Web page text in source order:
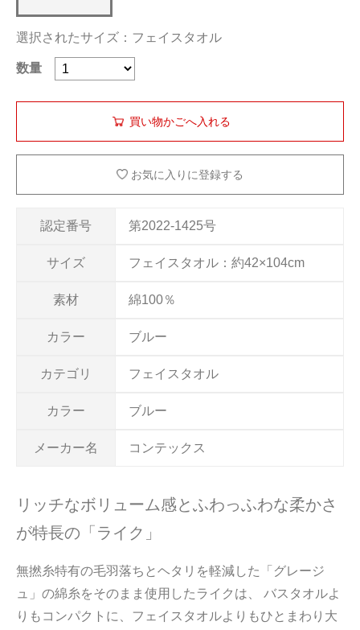
認定番号 第2022-1425号
サイズ フェイスタオル：約42×104cm
素材 綿100％
カラー ブルー
カテゴリ フェイスタオル
カラー ブルー
メーカー名 コンテックス
選択されたサイズ：フェイスタオル
数量
お気に入りに登録する
リッチなボリューム感とふわっふわな柔かさ
が特長の「ライク」
無撚糸特有の毛羽落ちとヘタリを軽減した「グレージ
ュ」の綿糸をそのまま使用したライクは、 バスタオルよ
りもコンパクトに、フェイスタオルよりもひとまわり大